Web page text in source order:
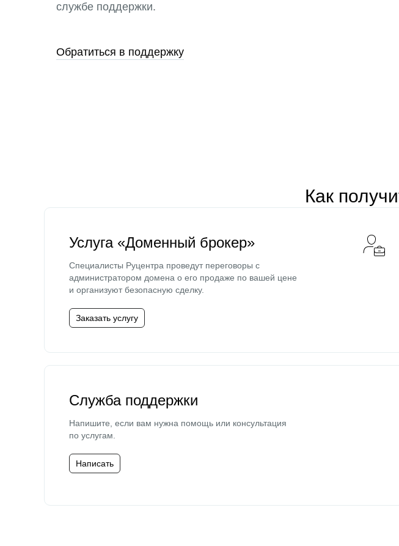
службе поддержки.
Обратиться в поддержку
Как
Услуга «Доменный брокер»
Специалисты Руцентра проведут переговоры с
администратором домена о его продаже по вашей цене
и организуют безопасную сделку.
Заказать услугу
Служба поддержки
Напишите, если вам нужна помощь или консультация
по услугам.
Написать